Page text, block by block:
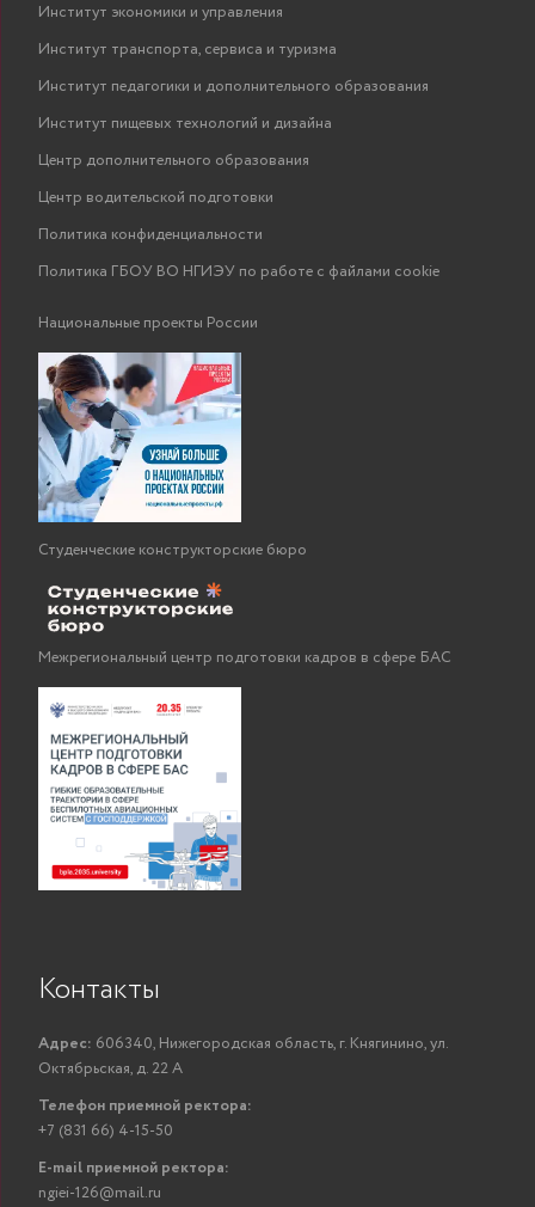
Институт экономики и управления
Институт транспорта, сервиса и туризма
Институт педагогики и дополнительного образования
Институт пищевых технологий и дизайна
Центр дополнительного образования
Центр водительской подготовки
Политика конфиденциальности
Политика ГБОУ ВО НГИЭУ по работе с файлами cookie
Национальные проекты России
Студенческие конструкторские бюро
Межрегиональный центр подготовки кадров в сфере БАС
Контакты
Адрес: 606340, Нижегородская область, г. Княгинино, ул.
Октябрьская, д. 22 А
Телефон приемной ректора:
+7 (831 66) 4-15-50
E-mail приемной ректора:
ngiei-126@mail.ru